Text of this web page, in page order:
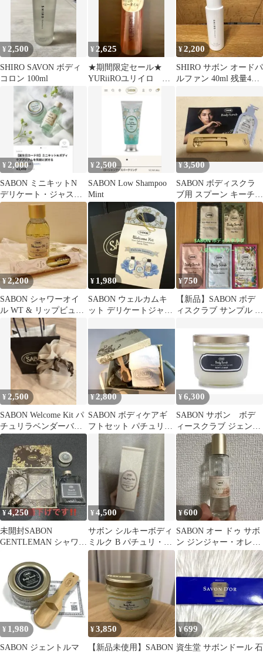
¥ 2,500
SHIRO SAVON ボディ
コロン 100ml
¥ 2,625
★期間限定セール★
YURiiROユリイロ ボ
ディオイル サボン
¥2,200
SHIRO サボン オードパ
ルファン 40ml 残量4〜
¥ 2,000
SABON ミニキットN
デリケート・ジャスミ
ン
¥ 2,500
SABON Low Shampoo
Mint
¥3,500
SABON ボディスクラ
ブ用 スプーン キーチャ
ーム 試供品
¥2,200
SABON シャワーオイ
ル WT & リップビュー
ティーオイル 01 ナチュ
ラル
¥ 1,980
SABON ウェルカムキ
ット デリケートジャス
¥750
【新品】SABON ボデ
ィスクラブ サンプル 5
¥ 2,500
SABON Welcome Kit パ
チュリラベンダーバニ
ラ
¥2,800
SABON ボディケアギ
フトセット パチュリラ
ベンダーバニラ
¥6,300
SABON サボン ボデ
ィースクラブ ジェント
ルマン
¥4,250
未開封SABON
GENTLEMAN シャワー
ブ セット
¥4,500
サボン シルキーボディ
ミルク B パチュリ・ラ
ベンダー・バニラ200ml
¥600
SABON オー ドゥ サボ
ン ジンジャー・オレン
ジ 30ml
¥ 1,980
SABON ジェントルマ
¥3,850
【新品未使用】SABON
¥699
資生堂 サボンドール 石